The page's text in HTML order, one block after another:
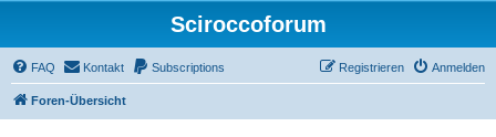
Sciroccoforum
FAQ Kontakt Subscriptions Anmelden
Registrieren
Foren-Übersicht